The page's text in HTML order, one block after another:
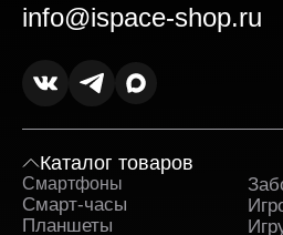
info@ispace-shop.ru
Каталог товаров
Смартфоны
Смарт-часы
Планшеты